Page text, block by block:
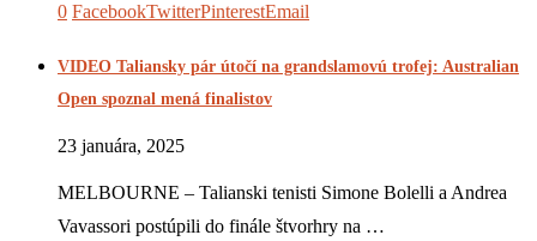
0 FacebookTwitterPinterestEmail
VIDEO Taliansky pár útočí na grandslamovú trofej: Australian
Open spoznal mená finalistov
23 januára, 2025
MELBOURNE – Talianski tenisti Simone Bolelli a Andrea
Vavassori postúpili do finále štvorhry na …